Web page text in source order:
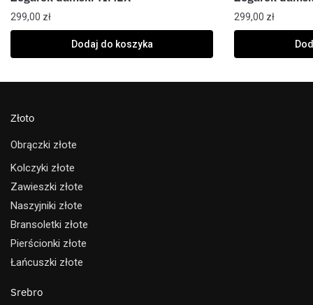
299,00 zł
Dodaj do koszyka
299,00 zł
Złoto
Obrączki złote
Kolczyki złote
Zawieszki złote
Naszyjniki złote
Bransoletki złote
Pierścionki złote
Łańcuszki złote
Srebro